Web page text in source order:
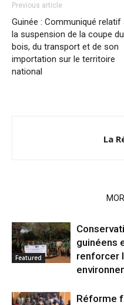
Previous article
Guinée : Communiqué relatif
la suspension de la coupe du
bois, du transport et de son
importation sur le territoire
national
La
Featured
guinéens
renforcer
Réforme